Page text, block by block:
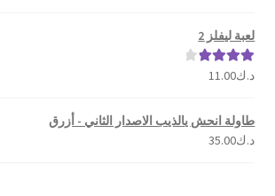
لعبة ليفلز 2
تم التقييم
د.ك11.00
طاولة انحش يالذيب الاصدار الثاني - أزرق
د.ك35.00